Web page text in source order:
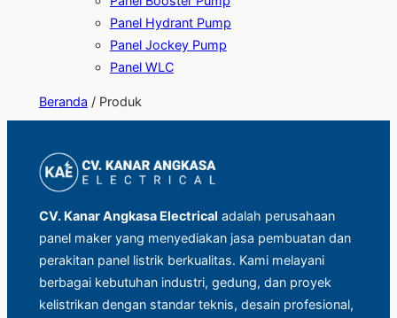
Panel Hydrant Pump
Panel Jockey Pump
Panel WLC
Beranda / Produk
CV. Kanar Angkasa Electrical adalah perusahaan
panel maker yang menyediakan jasa pembuatan dan
perakitan panel listrik berkualitas. Kami melayani
berbagai kebutuhan industri, gedung, dan proyek
kelistrikan dengan standar teknis, desain profesional,